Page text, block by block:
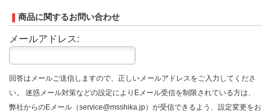
商品に関するお問い合わせ
メールアドレス:
回答はメールご送信しますので、正しいメールアドレスをご入力してくださ
い。 迷惑メール対策などの設定によりEメール受信を制限されている方は、
弊社からのEメール（service@msshika.jp）が受信できるよう、設定変更をお